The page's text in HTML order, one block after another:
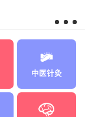
中医针灸